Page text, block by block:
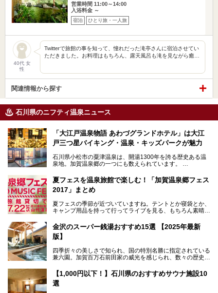
営業時間 11:00～14:00
入浴料金 ～
宿泊 ひとり旅・一人旅
40代 女
性
Twitterで旅館の事を知って、憧れだった滝亭さんに宿泊させてい
ただきました。お料理はもちろん、露天風呂も滝を見ながら癒…
関連情報から探す
石川県のニフティ温泉ニュース
「大江戸温泉物語 あわづグランドホテル」は大江
戸三つ星バイキング・温泉・キッズパークが魅力
石川県小松市の粟津温泉は、開湯1300年を誇る歴史ある温
泉地。加賀温泉郷の一つにも数えられています。
その粟津温泉に建つ「大江戸温泉物語 あわづグランドホテ
ル」（以下、あわづグランドホテル）は客室数97室のホテ
ルで、昨年2024年12月に露天風呂を新設。充実したキッズ
2025年7月からは「大江戸三つ星バイキング」がスタート！
───
提供元：大江戸温泉物語ホテルズ＆リゾーツ株式会社【P
この記事は大江戸温泉物語 あわづグランドホテルのPR記事
です。
夏フェスを温泉旅館で楽しむ！「加賀温泉郷フェス
2017」まとめ
夏フェスの季節が近づいていますね。テントとか寝袋とか、
キャンプ用品を持って行ってライブを見る、もちろん素晴ら
いやでもね、暑いし汗や砂埃でドロドロになるしうるさくて
夜は寝られないし、若い時はそういうのが良かったんですけ
今、もうちょっと気楽なフェスはないかな、と探してたらあ
りましたよ！
「加賀温泉郷フェス 2017」が石川県・山代温泉の瑠璃光を
全館貸し切って開催！
金沢のスーパー銭湯おすすめ15選 【2025年最新
版】
四季折々の美しさで知られ、国の特別名勝に指定されている
兼六園。加賀百万石前田家の威光を感じられ、数々の歴史的
ア。国内でも特に人気の観光地の1つです。北陸新幹線で東
京から約2時間30分と、首都圏からアクセスしやすい立地も
魅力ですね。
【1,000円以下！】石川県のおすすめサウナ施設10
選